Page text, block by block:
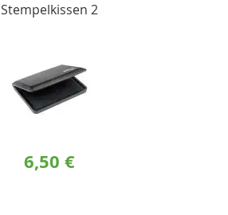
Stempelkissen 2
6,50 €